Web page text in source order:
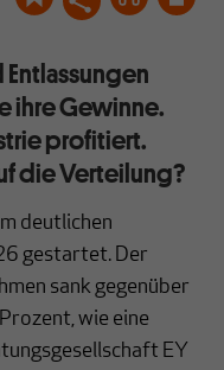
ihre Gewinne.
profitiert.
die Verteilung?
deutlichen
gestartet. Der
sank gegenüber
wie eine
EY